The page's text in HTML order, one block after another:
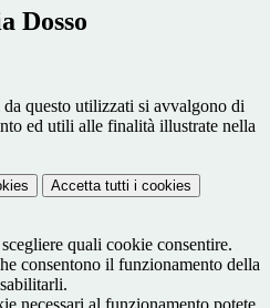
Dosso
questo utilizzati si avvalgono di
ed utili alle finalità illustrate nella
Accetta tutti i cookies
quali cookie consentire.
consentono il funzionamento della